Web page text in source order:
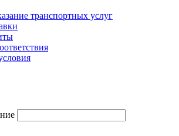
транспортных услуг